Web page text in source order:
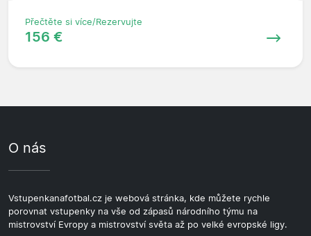
Přečtěte si více/Rezervujte
156 €
O nás
Vstupenkanafotbal.cz je webová stránka, kde můžete rychle
porovnat vstupenky na vše od zápasů národního týmu na
mistrovství Evropy a mistrovství světa až po velké evropské ligy.